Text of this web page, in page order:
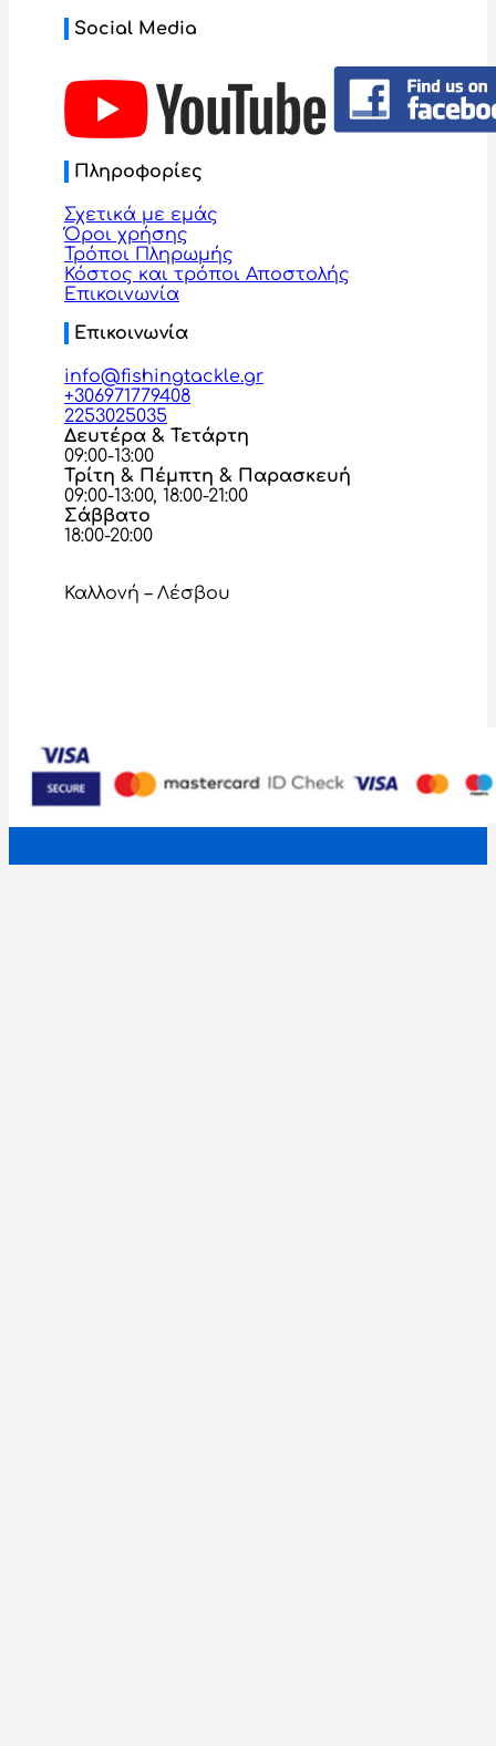
Social Media
Πληροφορίες
Σχετικά με εμάς
Όροι χρήσης
Τρόποι Πληρωμής
Κόστος και τρόποι Αποστολής
Επικοινωνία
Επικοινωνία
info@fishingtackle.gr
+306971779408
2253025035
Δευτέρα & Τετάρτη
09:00-13:00
Τρίτη & Πέμπτη & Παρασκευή
09:00-13:00, 18:00-21:00
Σάββατο
18:00-20:00
Καλλονή – Λέσβου